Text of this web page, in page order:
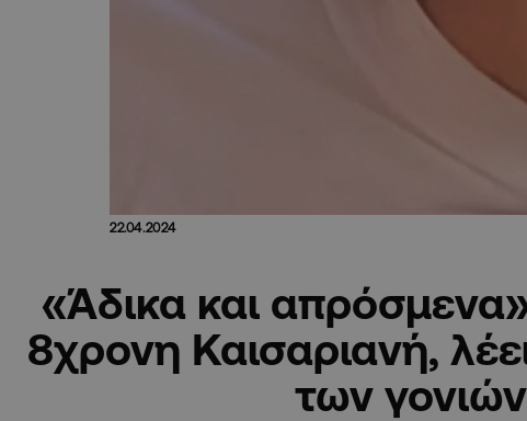
22.04.2024
«Άδικα και
8χρονη Καισαριανή,
των γονιών